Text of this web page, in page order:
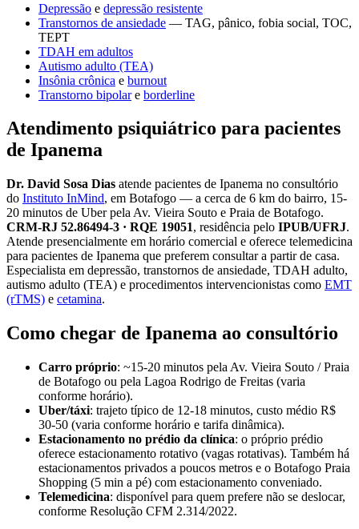
Depressão e depressão resistente
Transtornos de ansiedade — TAG, pânico, fobia social, TOC,
TEPT
TDAH em adultos
Autismo adulto (TEA)
Insônia crônica e burnout
Transtorno bipolare borderline
Atendimento psiquiátrico para pacientes
de Ipanema
Dr. David Sosa Dias atende pacientes de Ipanema no consultório
do Instituto InMind, em Botafogo — a cerca de 6 km do bairro, 15-
20 minutos de Uber pela Av. Vieira Souto e Praia de Botafogo.
CRM-RJ 52.86494-3 · RQE 19051, residência pelo IPUB/UFRJ.
Atende presencialmente em horário comercial e oferece telemedicina
para pacientes de Ipanema que preferem consultar a partir de casa.
Especialista em depressão, transtornos de ansiedade, TDAH adulto,
autismo adulto (TEA) e procedimentos intervencionistas como EMT
(rTMS) e cetamina.
Como chegar de Ipanema ao consultório
Carro próprio: ~15-20 minutos pela Av. Vieira Souto / Praia
de Botafogo ou pela Lagoa Rodrigo de Freitas (varia
conforme horário).
Uber/táxi: trajeto típico de 12-18 minutos, custo médio R$
30-50 (varia conforme horário e tarifa dinâmica).
Estacionamento no prédio da clínica: o próprio prédio
oferece estacionamento rotativo (vagas rotativas). Também há
estacionamentos privados a poucos metros e o Botafogo Praia
Shopping (5 min a pé) com estacionamento conveniado.
Telemedicina: disponível para quem prefere não se deslocar,
conforme Resolução CFM 2.314/2022.